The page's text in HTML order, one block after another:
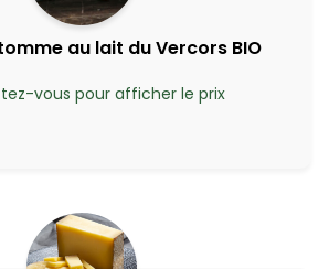
au lait du Vercors BIO
vous pour afficher le prix